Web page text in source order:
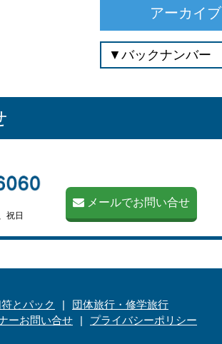
アーカイブ
祝日
メールでお問い合せ
とパック
団体旅行・修学旅行
ーお問い合せ プライバシーポリシー